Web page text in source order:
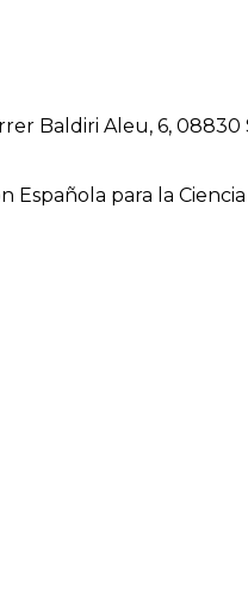
Baldiri Aleu, 6,
para la